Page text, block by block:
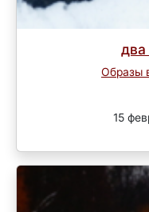
два
Образы
15